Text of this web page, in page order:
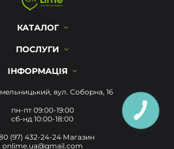
КАТАЛОГ
ПОСЛУГИ
ІНФОРМАЦІЯ
вул. Соборна, 16
пн-пт 09:00-19:00
сб-нд 10:00-18:00
(97) 432-24-24 Магазин
onlime.ua@gmail.com
КНОПКА
ЗВ'ЯЗКУ